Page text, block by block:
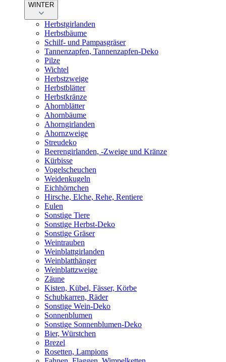
WINTER
Herbstgirlanden
Herbstbäume
Schilf- und Pampasgräser
Tannenzapfen, Tannenzapfen-Deko
Pilze
Wichtel
Herbstzweige
Herbstblätter
Herbstkränze
Ahornblätter
Ahornbäume
Ahorngirlanden
Ahornzweige
Streudeko
Beerengirlanden, -Zweige und Kränze
Kürbisse
Vogelscheuchen
Weidenkugeln
Eichhörnchen
Hirsche, Elche, Rehe, Rentiere
Eulen
Sonstige Tiere
Sonstige Herbst-Deko
Sonstige Gräser
Weintrauben
Weinblattgirlanden
Weinblatthänger
Weinblattzweige
Zäune
Kisten, Kübel, Fässer, Körbe
Schubkarren, Räder
Sonstige Wein-Deko
Sonnenblumen
Sonstige Sonnenblumen-Deko
Bier, Würstchen
Brezel
Rosetten, Lampions